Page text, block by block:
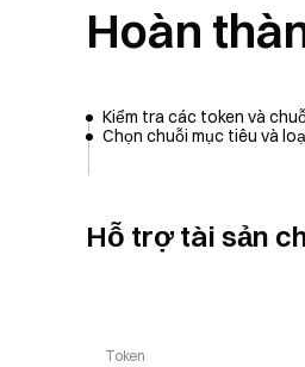
Hoàn
Kiểm tra các token và
Chọn chuỗi mục tiêu và
Hỗ trợ tài sản
Token